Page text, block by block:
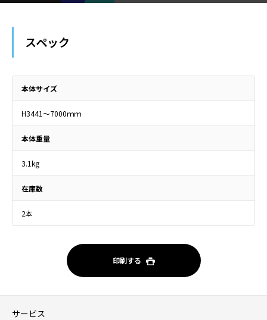
スペック
本体サイズ
H3441～7000ｍｍ
本体重量
3.1kg
在庫数
2本
印刷する
サービス